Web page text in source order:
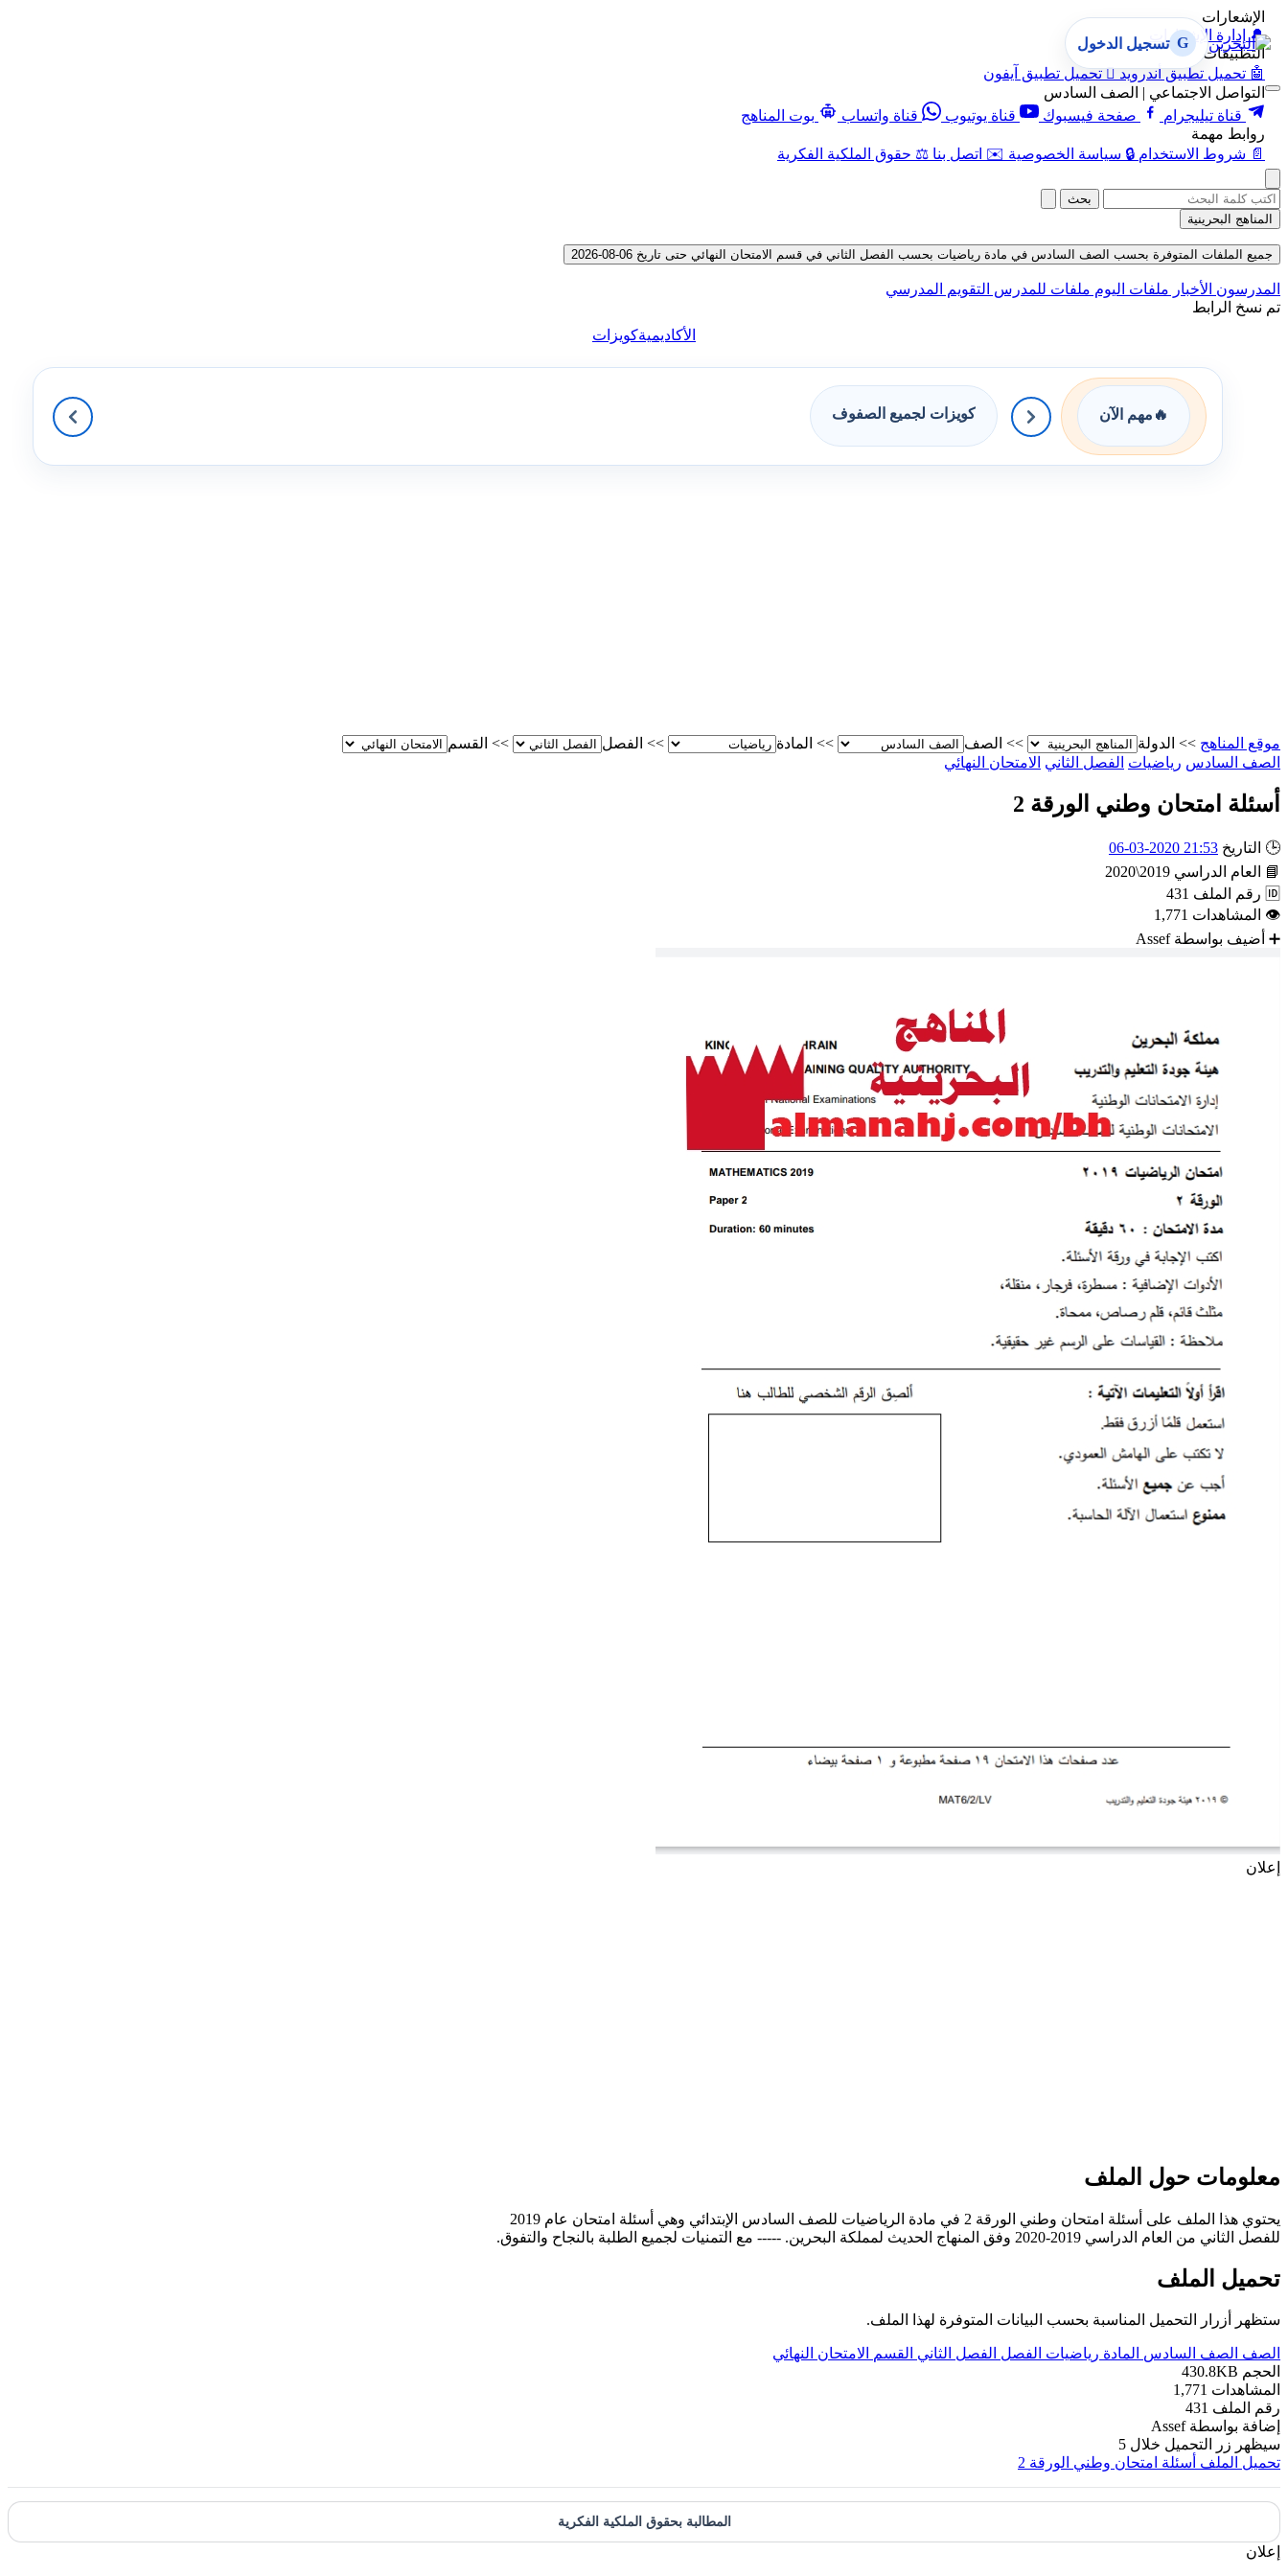
الإشعارات
🔔 إدارة الإشعارات
التطبيقات
🤖 تحميل تطبيق أندرويد  تحميل تطبيق آيفون
التواصل الاجتماعي | الصف السادس
قناة تيليجرام
صفحة فيسبوك قناة يوتيوب قناة واتساب
بوت المناهج
روابط مهمة
📄 شروط الاستخدام 🔒 سياسة الخصوصية ✉️ اتصل بنا ⚖️ حقوق الملكية الفكرية
G تسجيل الدخول
بحث
المناهج البحرينية
جميع الملفات المتوفرة بحسب الصف السادس في مادة رياضيات بحسب الفصل الثاني في قسم الامتحان النهائي حتى تاريخ 06-08-2026
المدرسون الأخبار ملفات اليوم ملفات للمدرس التقويم المدرسي
تم نسخ الرابط
الأكاديميةكويزات
🔥 مهم الآن كويزات لجميع الصفوف
موقع المناهج >> الدولة >> الصف >> المادة >> الفصل >> القسم
الصف السادس رياضيات الفصل الثاني الامتحان النهائي
أسئلة امتحان وطني الورقة 2
🕒 التاريخ 21:53 2020-03-06
📘
العام الدراسي 2019\2020
🆔 رقم الملف 431
👁 المشاهدات 1,771
➕ أضيف بواسطة Assef
إعلان
معلومات حول الملف
يحتوي هذا الملف على أسئلة امتحان وطني الورقة 2 في مادة الرياضيات للصف السادس الإبتدائي وهي أسئلة امتحان عام 2019
للفصل الثاني من العام الدراسي 2019-2020 وفق المنهاج الحديث لمملكة البحرين. ----- مع التمنيات لجميع الطلبة بالنجاح والتفوق.
تحميل الملف
ستظهر أزرار التحميل المناسبة بحسب البيانات المتوفرة لهذا الملف.
الصف الصف السادس المادة رياضيات الفصل الفصل الثاني القسم الامتحان النهائي
الحجم 430.8KB
المشاهدات 1,771
رقم الملف 431
إضافة بواسطة Assef
سيظهر زر التحميل خلال 5
تحميل الملف أسئلة امتحان وطني الورقة 2
المطالبة بحقوق الملكية الفكرية
إعلان